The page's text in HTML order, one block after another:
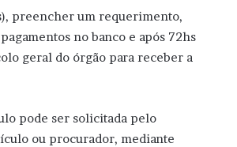
preencher um requerimento,
no banco e após 72hs
geral do órgão para receber a
pode ser solicitada pelo
ou procurador, mediante